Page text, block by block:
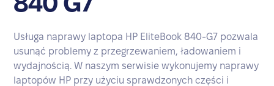
Usługa naprawy laptopa HP EliteBook 840-G7 pozwala
usunąć problemy z przegrzewaniem, ładowaniem i
wydajnością. W naszym serwisie wykonujemy naprawy
laptopów HP przy użyciu sprawdzonych części i